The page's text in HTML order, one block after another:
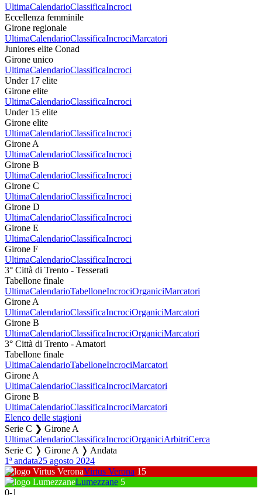
UltimaCalendarioClassificaIncroci
Eccellenza femminile
Girone regionale
UltimaCalendarioClassificaIncrociMarcatori
Juniores elite Conad
Girone unico
UltimaCalendarioClassificaIncroci
Under 17 elite
Girone elite
UltimaCalendarioClassificaIncroci
Under 15 elite
Girone elite
UltimaCalendarioClassificaIncroci
Girone A
UltimaCalendarioClassificaIncroci
Girone B
UltimaCalendarioClassificaIncroci
Girone C
UltimaCalendarioClassificaIncroci
Girone D
UltimaCalendarioClassificaIncroci
Girone E
UltimaCalendarioClassificaIncroci
Girone F
UltimaCalendarioClassificaIncroci
3° Città di Trento - Tesserati
Tabellone finale
UltimaCalendarioTabelloneIncrociOrganiciMarcatori
Girone A
UltimaCalendarioClassificaIncrociOrganiciMarcatori
Girone B
UltimaCalendarioClassificaIncrociOrganiciMarcatori
3° Città di Trento - Amatori
Tabellone finale
UltimaCalendarioTabelloneIncrociMarcatori
Girone A
UltimaCalendarioClassificaIncrociMarcatori
Girone B
UltimaCalendarioClassificaIncrociMarcatori
Elenco delle stagioni
Serie C ❯ Girone A
UltimaCalendarioClassificaIncrociOrganiciArbitriCerca
Serie C ❭ Girone A ❭ Andata
1ª andata25 agosto 2024
Virtus Verona 15
Lumezzane 5
0-1